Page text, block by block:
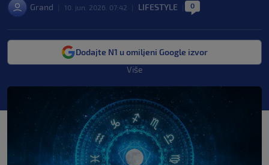
Grand 10. jun. 2026. 07:42 LIFESTYLE 0
Dodajte N1 u omiljeni Google izvor
Više